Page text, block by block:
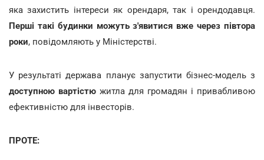
яка захистить інтереси як орендаря, так і орендодавця.
Перші такі будинки можуть з'явитися вже через півтора
роки, повідомляють у Міністерстві.
У результаті держава планує запустити бізнес-модель з
доступною вартістю житла для громадян і привабливою
ефективністю для інвесторів.
ПРОТЕ: